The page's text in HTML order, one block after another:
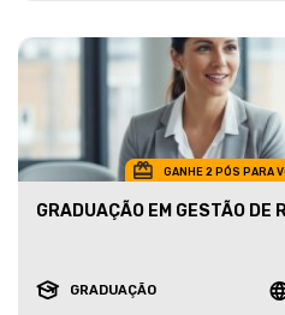
GANHE 2 PÓS PARA
GRADUAÇÃO EM GESTÃO DE
GRADUAÇÃO